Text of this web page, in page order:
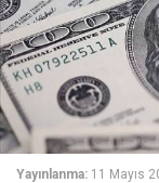
Yayınlanma: 11 Mayıs